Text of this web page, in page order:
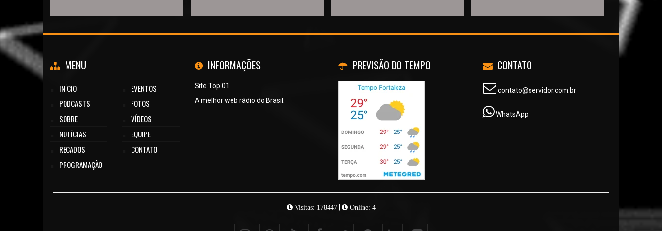
MENU
INÍCIO
PODCASTS
SOBRE
NOTÍCIAS
RECADOS
PROGRAMAÇÃO
EVENTOS
FOTOS
VÍDEOS
EQUIPE
CONTATO
INFORMAÇÕES
Site Top 01
A melhor web rádio do Brasil.
PREVISÃO DO TEMPO CONTATO
contato@servidor.com.br
WhatsApp
Visitas: 178447| Online: 4